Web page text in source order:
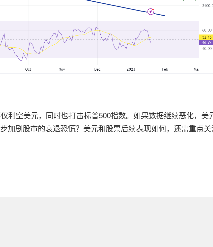
利空美元，同时也打击标普500指数。如果数据继续恶化，美
加剧股市的衰退恐慌？美元和股票后续表现如何， 还需重点